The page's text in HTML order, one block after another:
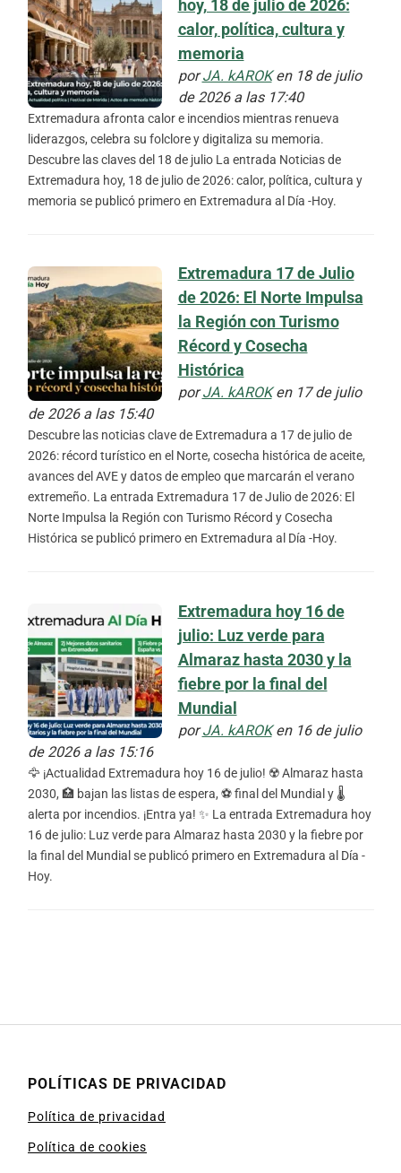
hoy, 18 de julio de 2026:
calor, política, cultura y
memoria
porJA. kAROKen 18 de julio
de 2026 a las 17:40
Extremadura afronta calor e incendios mientras renueva
liderazgos, celebra su folclore y digitaliza su memoria.
Descubre las claves del 18 de julio La entrada Noticias de
Extremadura hoy, 18 de julio de 2026: calor, política, cultura y
memoria se publicó primero en Extremadura al Día -Hoy.
Extremadura 17 de Julio
de 2026: El Norte Impulsa
la Región con Turismo
Récord y Cosecha
Histórica
porJA. kAROKen 17 de julio
de 2026 a las 15:40
Descubre las noticias clave de Extremadura a 17 de julio de
2026: récord turístico en el Norte, cosecha histórica de aceite,
avances del AVE y datos de empleo que marcarán el verano
extremeño. La entrada Extremadura 17 de Julio de 2026: El
Norte Impulsa la Región con Turismo Récord y Cosecha
Histórica se publicó primero en Extremadura al Día -Hoy.
Extremadura hoy 16 de
julio: Luz verde para
Almaraz hasta 2030 y la
fiebre por la final del
Mundial
porJA. kAROKen 16 de julio
de 2026 a las 15:16
🦅 ¡Actualidad Extremadura hoy 16 de julio! ☢️ Almaraz hasta
2030, 🏥 bajan las listas de espera, ⚽ final del Mundial y 🌡️
alerta por incendios. ¡Entra ya! ✨ La entrada Extremadura hoy
16 de julio: Luz verde para Almaraz hasta 2030 y la fiebre por
la final del Mundial se publicó primero en Extremadura al Día -
Hoy.
POLÍTICAS DE PRIVACIDAD
Política de privacidad
Política de cookies